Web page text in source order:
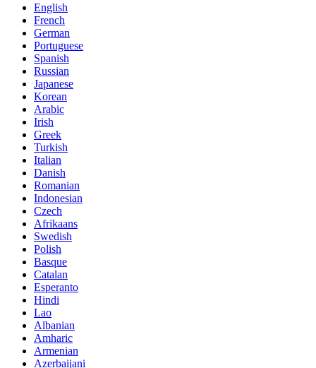
English
French
German
Portuguese
Spanish
Russian
Japanese
Korean
Arabic
Irish
Greek
Turkish
Italian
Danish
Romanian
Indonesian
Czech
Afrikaans
Swedish
Polish
Basque
Catalan
Esperanto
Hindi
Lao
Albanian
Amharic
Armenian
Azerbaijani